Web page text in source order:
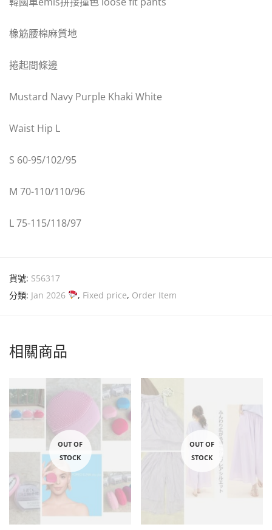
橡筋腰棉麻質地
捲起間條邊
Mustard Navy Purple Khaki White
Waist Hip L
S 60-95/102/95
M 70-110/110/96
L 75-115/118/97
貨號: S56317
分類: Jan 2026 , Fixed price, Order Item
相關商品